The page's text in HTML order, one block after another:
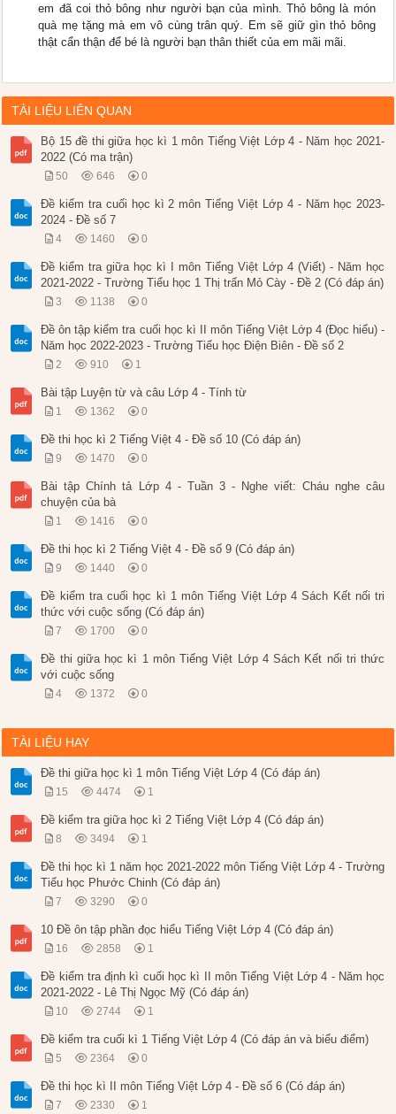
em đã coi thỏ bông như người bạn của mình. Thỏ bông là món
quà mẹ tặng mà em vô cùng trân quý. Em sẽ giữ gìn thỏ bông
thật cẩn thận để bé là người bạn thân thiết của em mãi mãi.
TÀI LIỆU LIÊN QUAN
Bộ 15 đề thi giữa học kì 1 môn Tiếng Việt Lớp 4 - Năm học 2021-
2022 (Có ma trận)
50 646 0
Đề kiểm tra cuối học kì 2 môn Tiếng Việt Lớp 4 - Năm học 2023-
2024 - Đề số 7
4 1460 0
Đề kiểm tra giữa học kì I môn Tiếng Việt Lớp 4 (Viết) - Năm học
2021-2022 - Trường Tiểu học 1 Thị trấn Mỏ Cày - Đề 2 (Có đáp án)
3 1138 0
Đề ôn tập kiểm tra cuối học kì II môn Tiếng Việt Lớp 4 (Đọc hiểu) -
Năm học 2022-2023 - Trường Tiểu học Điện Biên - Đề số 2
2 910 1
Bài tập Luyện từ và câu Lớp 4 - Tính từ
1 1362 0
Đề thi học kì 2 Tiếng Việt 4 - Đề số 10 (Có đáp án)
9 1470 0
Bài tập Chính tả Lớp 4 - Tuần 3 - Nghe viết: Cháu nghe câu
chuyện của bà
1 1416 0
Đề thi học kì 2 Tiếng Việt 4 - Đề số 9 (Có đáp án)
9 1440 0
Đề kiểm tra cuối học kì 1 môn Tiếng Việt Lớp 4 Sách Kết nối tri
thức với cuộc sống (Có đáp án)
7 1700 0
Đề thi giữa học kì 1 môn Tiếng Việt Lớp 4 Sách Kết nối tri thức
với cuộc sống
4 1372 0
TÀI LIỆU HAY
Đề thi giữa học kì 1 môn Tiếng Việt Lớp 4 (Có đáp án)
15 4474 1
Đề kiểm tra giữa học kì 2 Tiếng Việt Lớp 4 (Có đáp án)
8 3494 1
Đề thi học kì 1 năm học 2021-2022 môn Tiếng Việt Lớp 4 - Trường
Tiểu học Phước Chinh (Có đáp án)
7 3290 0
10 Đề ôn tập phần đọc hiểu Tiếng Việt Lớp 4 (Có đáp án)
16 2858 1
Đề kiểm tra định kì cuối học kì II môn Tiếng Việt Lớp 4 - Năm học
2021-2022 - Lê Thị Ngọc Mỹ (Có đáp án)
10 2744 1
Đề kiểm tra cuối kì 1 Tiếng Việt Lớp 4 (Có đáp án và biểu điểm)
5 2364 0
Đề thi học kì II môn Tiếng Việt Lớp 4 - Đề số 6 (Có đáp án)
7 2330 1